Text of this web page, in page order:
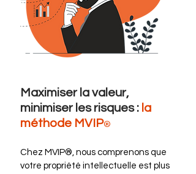
Maximiser la valeur,
minimiser les risques : la
méthode MVIP®
Chez MVIP®, nous comprenons que
votre propriété intellectuelle est plus